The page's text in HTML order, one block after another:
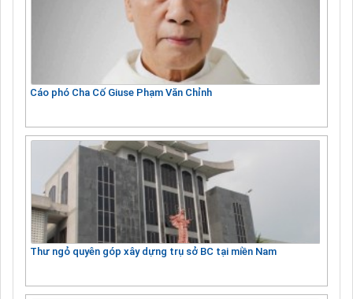
Cáo phó Cha Cố Giuse Phạm Văn Chỉnh
Thư ngỏ quyên góp xây dựng trụ sở BC tại miền Nam